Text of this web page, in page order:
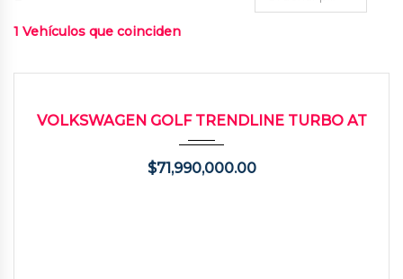
1 Vehículos que coinciden
VOLKSWAGEN GOLF TRENDLINE TURBO AT
$71,990,000.00